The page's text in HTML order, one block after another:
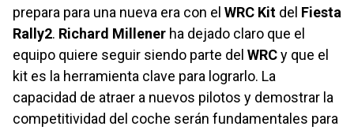
prepara para una nueva era con el WRC Kit del Fiesta
Rally2. Richard Millener ha dejado claro que el
equipo quiere seguir siendo parte del WRCy que el
kit es la herramienta clave para lograrlo. La
capacidad de atraer a nuevos pilotos y demostrar la
competitividad del coche serán fundamentales para